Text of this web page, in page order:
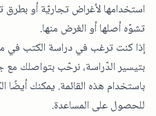
استخدامها لأغراض تجاريّة أو بطرق
تشوّه أصلها أو الغرض منها.
إذا كنت ترغب في دراسة الكتب
بتيسير الدّراسة،نرحّب بتواصلك مع
باستخدام هذه القائمة. يمكنك أيضًا
للحصول على المساعدة.